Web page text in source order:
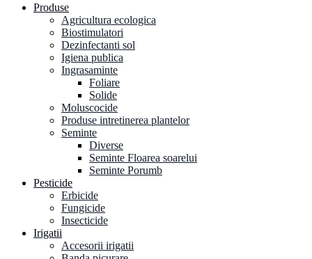
Produse
Agricultura ecologica
Biostimulatori
Dezinfectanti sol
Igiena publica
Ingrasaminte
Foliare
Solide
Moluscocide
Produse intretinerea plantelor
Seminte
Diverse
Seminte Floarea soarelui
Seminte Porumb
Pesticide
Erbicide
Fungicide
Insecticide
Irigatii
Accesorii irigatii